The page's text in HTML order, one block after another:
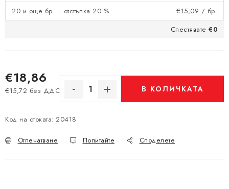
20 и още бр. = отстъпка 20 %
€15,09 / бр.
Спестявате €0
€18,86
€15,72 без ДДС
Измерване на цената:
В КОЛИЧКАТА
Код на стоката: 20418
Отпечатване Попитайте Споделете